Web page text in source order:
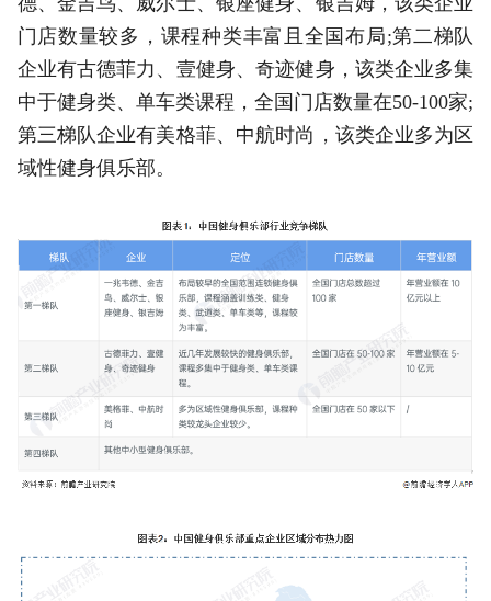
门店数量较多，课程种类丰富且全国布局;第二梯队
企业有古德菲力、壹健身、奇迹健身，该类企业多集
中于健身类、单车类课程，全国门店数量在50-100家;
第三梯队企业有美格菲、中航时尚，该类企业多为区
域性健身俱乐部。